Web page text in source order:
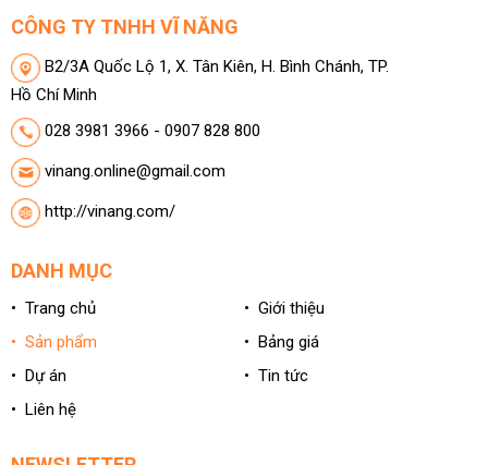
CÔNG TY TNHH VĨ NĂNG
B2/3A Quốc Lộ 1, X. Tân Kiên, H. Bình Chánh, TP.
Hồ Chí Minh
028 3981 3966 - 0907 828 800
vinang.online@gmail.com
http://vinang.com/
DANH MỤC
• Trang chủ
• Giới thiệu
• Sản phẩm
• Bảng giá
• Dự án
• Tin tức
• Liên hệ